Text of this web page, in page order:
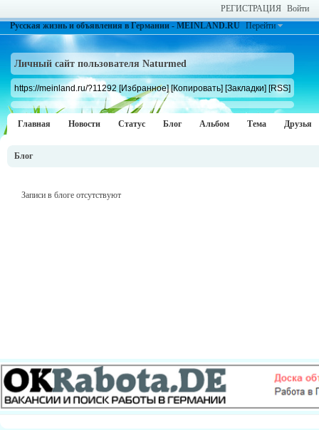
РЕГИСТРАЦИЯ Войти
Русская жизнь и объявления в Германии - MEINLAND.RU Перейти
Личный сайт пользователя Naturmed
https://meinland.ru/?11292 [Избранное] [Копировать] [Закладки] [RSS]
Главная Новости Статус Блог Альбом Тема Друзья
Блог
Записи в блоге отсутствуют